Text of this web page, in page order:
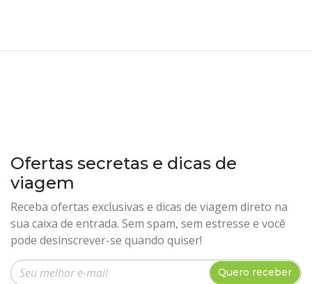
Ofertas secretas e dicas de
viagem
Receba ofertas exclusivas e dicas de viagem direto na
sua caixa de entrada. Sem spam, sem estresse e você
pode desinscrever-se quando quiser!
Insira seu e-mail
Quero receber